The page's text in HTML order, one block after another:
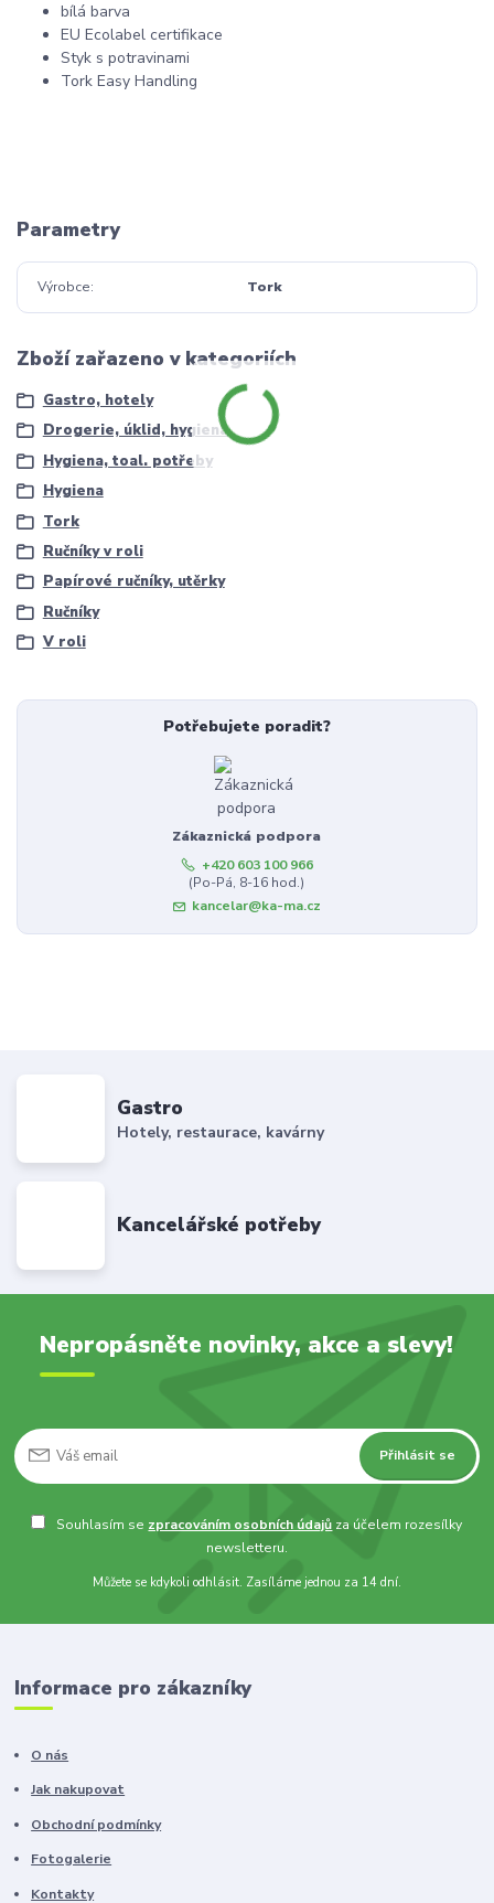
bílá barva
EU Ecolabel certifikace
Styk s potravinami
Tork Easy Handling
Parametry
Výrobce Tork
Zboží zařazeno v kategoriích
Gastro, hotely
Drogerie, úklid, hygiena
Hygiena, toal. potřeby
Hygiena
Tork
Ručníky v roli
Papírové ručníky, utěrky
Ručníky
V roli
Potřebujete poradit?
Zákaznická podpora
+420 603 100 966
(Po-Pá, 8-16 hod.)
kancelar@ka-ma.cz
Gastro
Hotely, restaurace, kavárny
Kancelářské potřeby
Nepropásněte novinky, akce a slevy!
Přihlásit se
Souhlasím se zpracováním osobních údajů za účelem rozesílky
newsletteru.
Můžete se kdykoli odhlásit. Zasíláme jednou za 14 dní.
Informace pro zákazníky
O nás
Jak nakupovat
Obchodní podmínky
Fotogalerie
Kontakty